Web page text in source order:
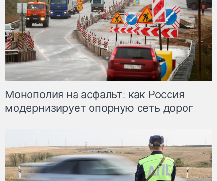
Монополия на асфальт: как Россия
модернизирует опорную сеть дорог